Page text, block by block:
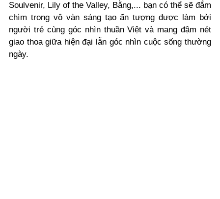
Soulvenir, Lily of the Valley, Bằng,... bạn có thể sẽ đắm
chìm trong vô vàn sáng tạo ấn tượng được làm bởi
người trẻ cùng góc nhìn thuần Việt và mang đậm nét
giao thoa giữa hiện đại lẫn góc nhìn cuộc sống thường
ngày.